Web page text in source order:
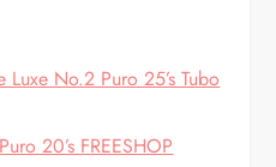
No.2 Puro 25’s Tubo
20’s FREESHOP